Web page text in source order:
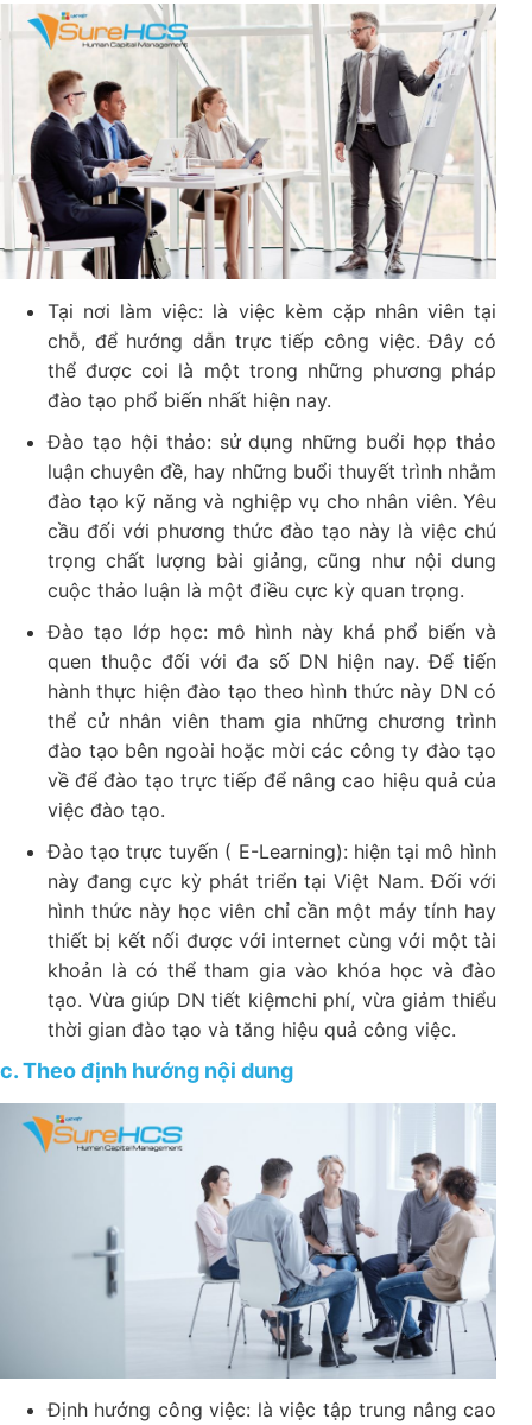
Tại nơi làm việc: là việc kèm cặp nhân viên tại
chỗ, để hướng dẫn trực tiếp công việc. Đây có
thể được coi là một trong những phương pháp
đào tạo phổ biến nhất hiện nay.
Đào tạo hội thảo: sử dụng những buổi họp thảo
luận chuyên đề, hay những buổi thuyết trình nhằm
đào tạo kỹ năng và nghiệp vụ cho nhân viên. Yêu
cầu đối với phương thức đào tạo này là việc chú
trọng chất lượng bài giảng, cũng như nội dung
cuộc thảo luận là một điều cực kỳ quan trọng.
Đào tạo lớp học: mô hình này khá phổ biến và
quen thuộc đối với đa số DN hiện nay. Để tiến
hành thực hiện đào tạo theo hình thức này DN có
thể cử nhân viên tham gia những chương trình
đào tạo bên ngoài hoặc mời các công ty đào tạo
về để đào tạo trực tiếp để nâng cao hiệu quả của
việc đào tạo.
Đào tạo trực tuyến ( E-Learning): hiện tại mô hình
này đang cực kỳ phát triển tại Việt Nam. Đối với
hình thức này học viên chỉ cần một máy tính hay
thiết bị kết nối được với internet cùng với một tài
khoản là có thể tham gia vào khóa học và đào
tạo. Vừa giúp DN tiết kiệmchi phí, vừa giảm thiểu
thời gian đào tạo và tăng hiệu quả công việc.
c. Theo định hướng nội dung
Định hướng công việc: là việc tập trung nâng cao